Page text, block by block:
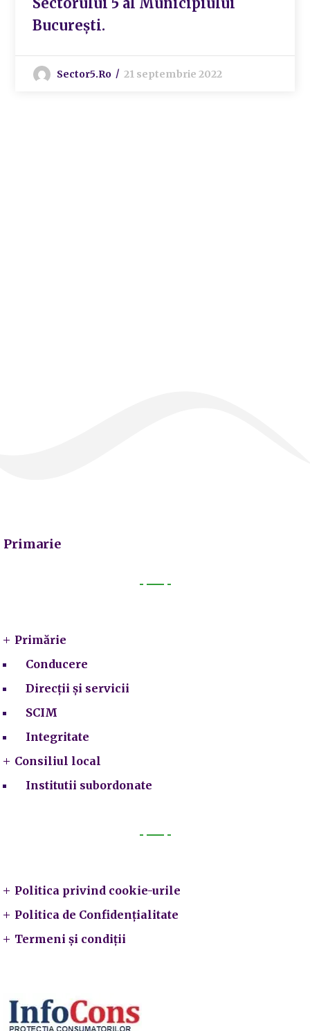
București.
Sector5.ro 21 septembrie 2022
Primarie
Primărie
Conducere
Direcții și servicii
SCIM
Integritate
Consiliul local
Institutii subordonate
Politica privind cookie-urile
Politica de Confidențialitate
Termeni și condiții